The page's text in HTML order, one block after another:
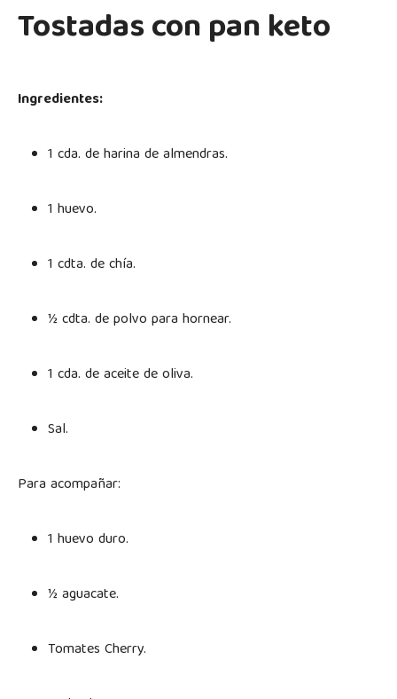
Tostadas con pan keto
Ingredientes:
1 cda. de harina de almendras.
1 huevo.
1 cdta. de chía.
½ cdta. de polvo para hornear.
1 cda. de aceite de oliva.
Sal.
Para acompañar:
1 huevo duro.
½ aguacate.
Tomates Cherry.